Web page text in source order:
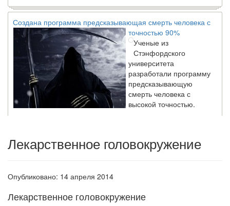
Создана программа предсказывающая смерть человека с
точностью 90%
Ученые из
Стэнфордского
университета
разработали программу
предсказывающую
смерть человека с
высокой точностью.
россиян в два раза
доходов медицинских
Лекарственное головокружение
Опубликовано: 14 апреля 2014
Лекарственное головокружение